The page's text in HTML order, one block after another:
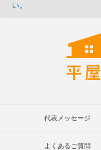
い。
代表メッセージ
よくあるご質問